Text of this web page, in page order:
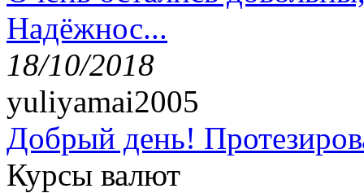
Надёжнос...
18/10/2018
yuliyamai2005
Добрый день!
Курсы валют